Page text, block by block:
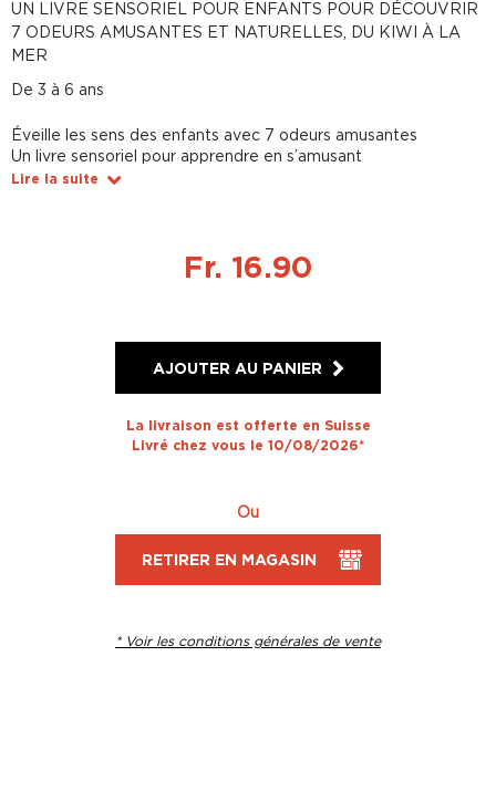
UN LIVRE SENSORIEL POUR ENFANTS POUR DÉCOUVRIR
7 ODEURS AMUSANTES ET NATURELLES, DU KIWI À LA
MER
De 3 à 6 ans
Éveille les sens des enfants avec 7 odeurs amusantes
Un livre sensoriel pour apprendre en s’amusant
Lire la suite
Fr. 16.90
AJOUTER AU PANIER
La livraison est offerte en Suisse
Livré chez vous le 10/08/2026*
Ou
RETIRER EN MAGASIN
* Voir les conditions générales de vente